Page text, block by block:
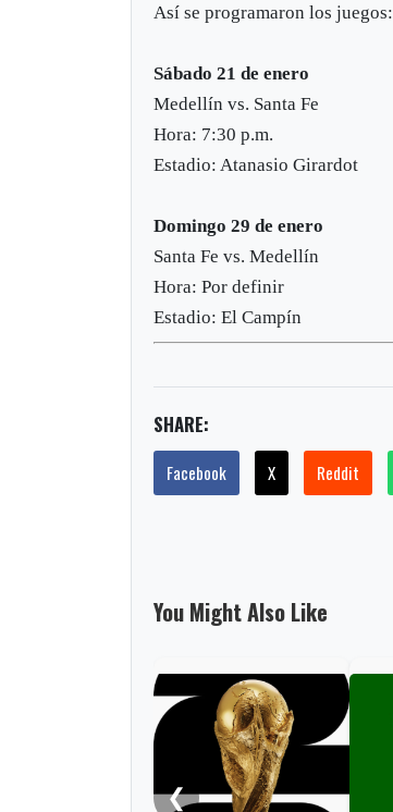
Así se programaron los juegos:
Sábado 21 de enero
Medellín vs. Santa Fe
Hora: 7:30 p.m.
Estadio: Atanasio Girardot
Domingo 29 de enero
Santa Fe vs. Medellín
Hora: Por definir
Estadio: El Campín
SHARE:
Facebook X Reddit
You Might Also Like
❮